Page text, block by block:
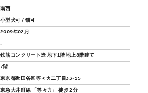
南西
小型犬可 / 猫可
2009年02月
‐
鉄筋コンクリート造 地下1階 地上8階建て
7階
東京都世田谷区等々力二丁目33-15
東急大井町線 「等々力」 徒歩 2分